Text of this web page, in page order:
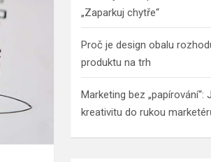
„Zaparkuj chytře“
Proč je design obalu
produktu na trh
Marketing bez
kreativitu do rukou